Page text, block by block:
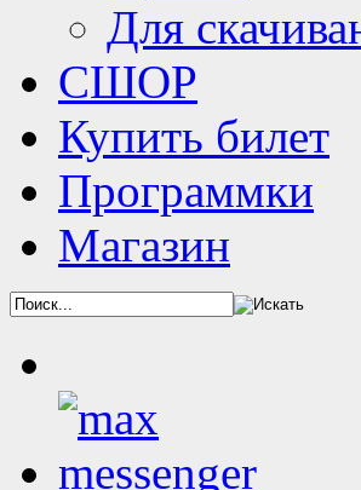
Для
СШОР
Купить билет
Программки
Магазин